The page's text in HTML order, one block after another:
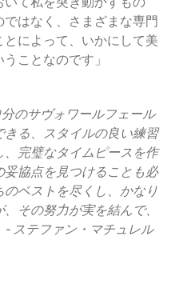
て私を突き動かすもの
はなく、さまざまな専門
によって、いかにして美
ことなのです」
のサヴォワールフェール
きる、スタイルの良い練習
、完璧なタイムピースを作
妥協点を見つけることも必
ベストを尽くし、かなり
その努力が実を結んで、
- ステファン・マチュレル